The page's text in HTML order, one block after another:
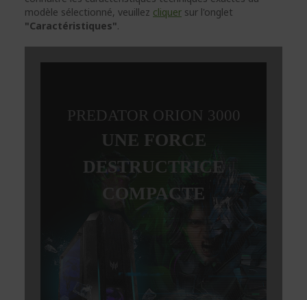
modèle sélectionné, veuillez cliquer sur l'onglet
"Caractéristiques".